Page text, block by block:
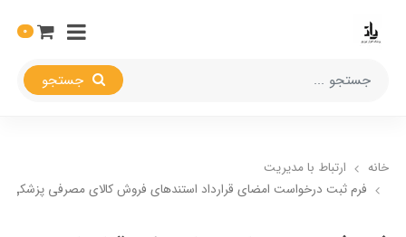
0
خانه
ارتباط با مدیریت
فرم ثبت درخواست امضای قرارداد استندهای فروش کالای مصرفی پزشکی